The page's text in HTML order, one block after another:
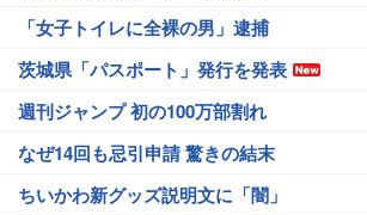
「女子トイレに全裸の男」逮捕
茨城県「パスポート」発行を発表
週刊ジャンプ 初の100万部割れ
なぜ14回も忌引申請 驚きの結末
ちいかわ新グッズ説明文に「闇」